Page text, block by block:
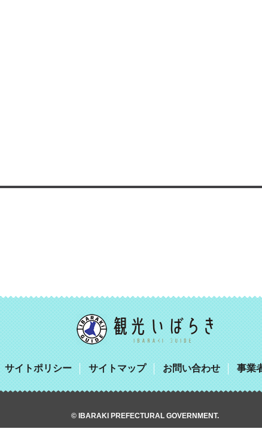
サイトポリシー サイトマップ お問い合わせ 事業
© IBARAKI PREFECTURAL GOVERNMENT.